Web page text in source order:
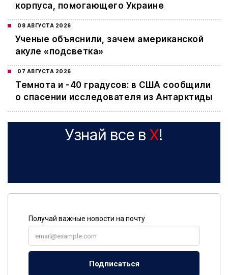
корпуса, помогающего Украине
08 АВГУСТА 2026
Ученые объяснили, зачем американской
акуле «подсветка»
07 АВГУСТА 2026
Темнота и -40 градусов: в США сообщили
о спасении исследователя из Антарктиды
Узнай все в X!